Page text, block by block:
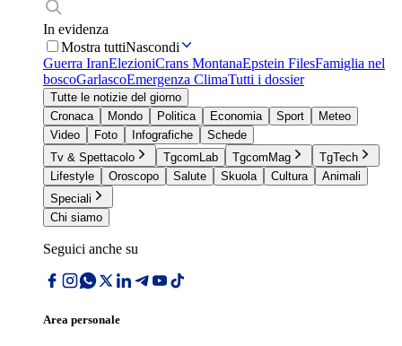
In evidenza
Mostra tuttiNascondi
Guerra IranElezioniCrans MontanaEpstein FilesFamiglia nel
boscoGarlascoEmergenza ClimaTutti i dossier
Tutte le notizie del giorno
Cronaca
Mondo Politica Economia Sport
Meteo
Video
Foto Infografiche
Schede
Tv & Spettacolo
TgcomLab TgcomMag
TgTech
Lifestyle
Oroscopo Salute Skuola Cultura
Animali
Speciali
Chi siamo
Seguici anche su
Area personale